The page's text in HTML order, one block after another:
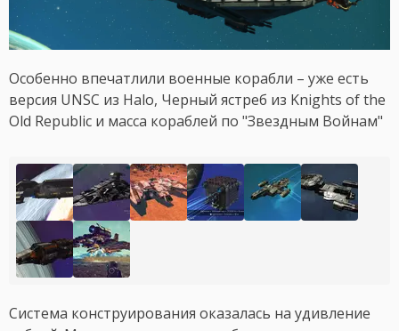
Особенно впечатлили военные корабли – уже есть
версия UNSC из Halo, Черный ястреб из Knights of the
Old Republic и масса кораблей по "Звездным Войнам"
Система конструирования оказалась на удивление